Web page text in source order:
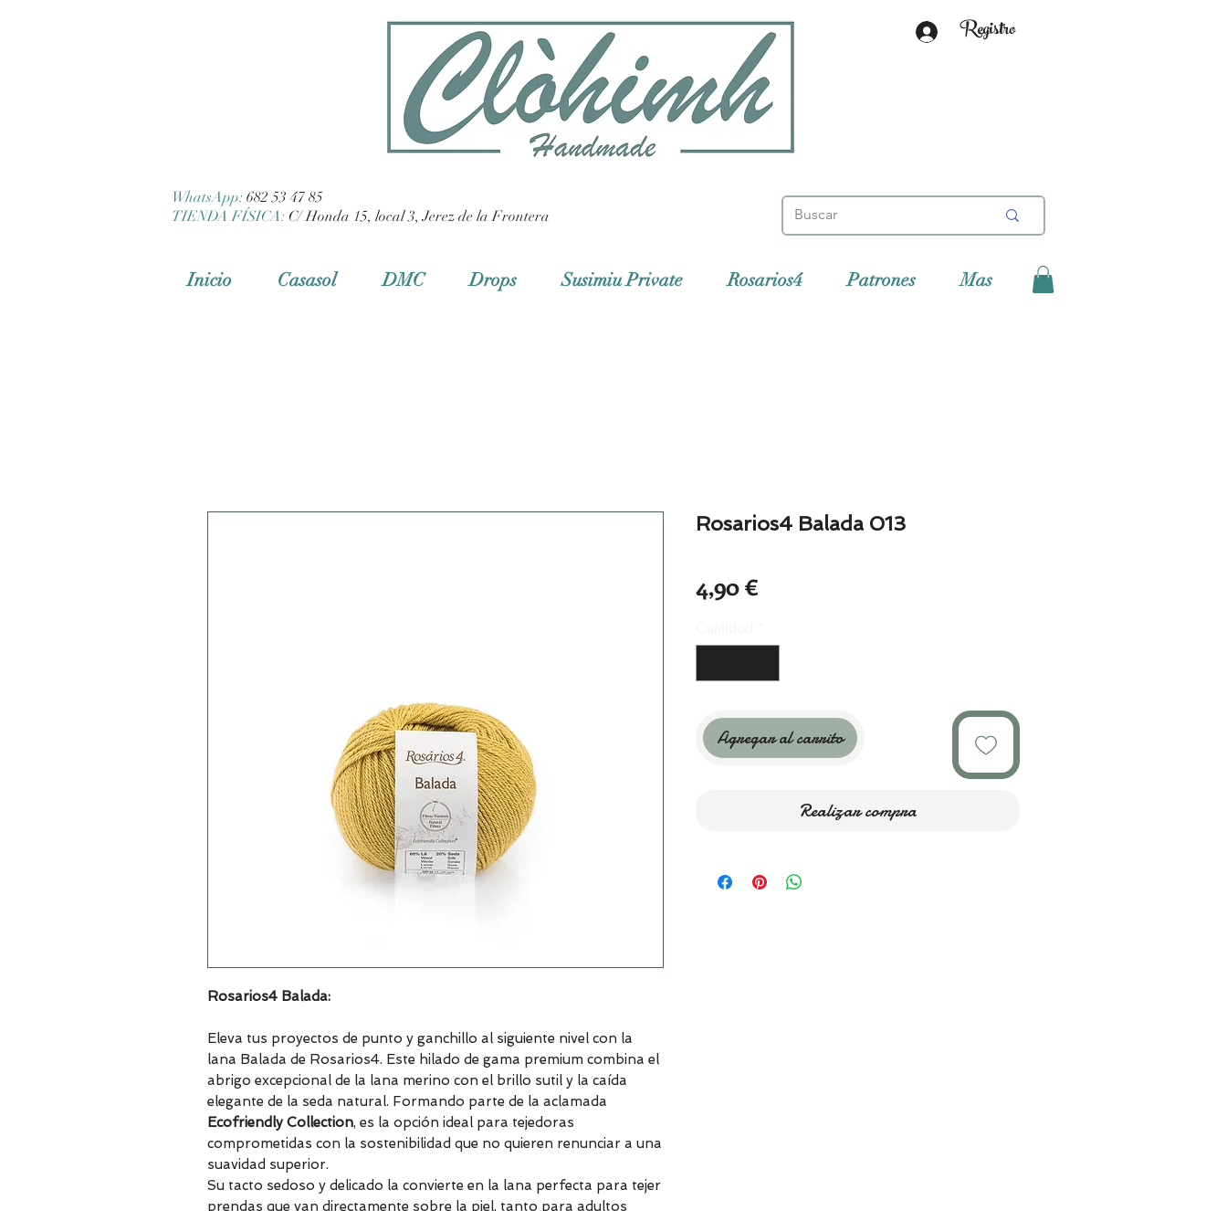
Registro
WhatsApp: 682 53 47 85
TIENDA FÍSICA: C/ Honda 15, local 3, Jerez de la Frontera
Inicio Casasol DMC Drops Susimiu Private Rosarios4 Patrones Mas
Rosarios4 Balada:
Eleva tus proyectos de punto y ganchillo al siguiente nivel con la
lana Balada de Rosarios4. Este hilado de gama premium combina el
abrigo excepcional de la lana merino con el brillo sutil y la caída
elegante de la seda natural. Formando parte de la aclamada
Ecofriendly Collection, es la opción ideal para tejedoras
comprometidas con la sostenibilidad que no quieren renunciar a una
suavidad superior.
Su tacto sedoso y delicado la convierte en la lana perfecta para tejer
prendas que van directamente sobre la piel, tanto para adultos
Rosarios4 Balada 013
4,90 €
Agregar al carrito
Realizar compra